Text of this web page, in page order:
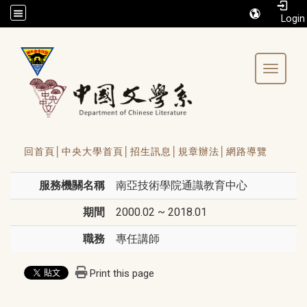
/accesskey"" title="Toolbar">:::
Toggle
回首頁│ 中央大學首頁│ 招生訊息│ 規章辦法│ 網路導覽
服務機關名稱 南亞技術學院通識教育中心
期間 2000.02 ~ 2018.01
職務 專任講師
Print this page